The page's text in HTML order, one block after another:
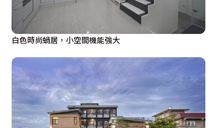
白色時尚蝸居，小空間機能強大